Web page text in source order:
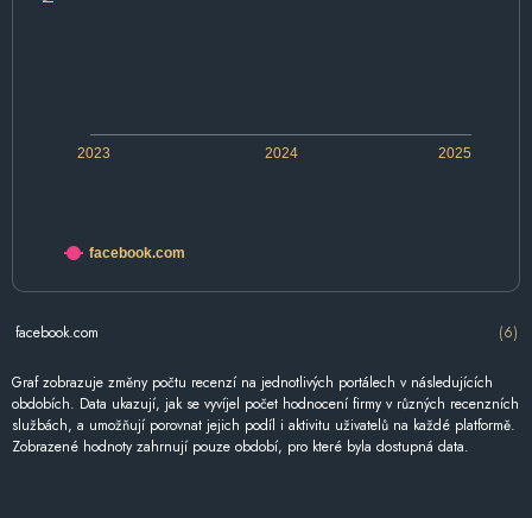
2023 2024 2025
facebook.com
facebook.com (6)
Graf zobrazuje změny počtu recenzí na jednotlivých portálech v následujících
obdobích. Data ukazují, jak se vyvíjel počet hodnocení firmy v různých recenzních
službách, a umožňují porovnat jejich podíl i aktivitu uživatelů na každé platformě.
Zobrazené hodnoty zahrnují pouze období, pro které byla dostupná data.